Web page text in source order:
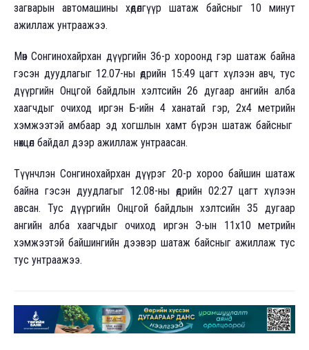
загварын автомашины хөдөлгүүр шатаж байсныг 10 минут
ажиллаж унтраажээ.
Мөн Сонгинохайрхан дүүргийн 36-р хороонд гэр шатаж байна
гэсэн дуудлагыг 12.07-ны өдрийн 15:49 цагт хүлээн авч, тус
дүүргийн Онцгой байдлын хэлтсийн 26 дугаар ангийн алба
хаагчдыг очиход иргэн Б-ийн 4 ханатай гэр, 2х4 метрийн
хэмжээтэй амбаар эд хогшлын хамт бүрэн шатаж байсныг
нөхцөл байдал дээр ажиллаж унтраасан.
Түүнчлэн Сонгинохайрхан дүүрэг 20-р хороо байшин шатаж
байна гэсэн дуудлагыг 12.08-ны өдрийн 02:27 цагт хүлээн
авсан. Тус дүүргийн Онцгой байдлын хэлтсийн 35 дугаар
ангийн алба хаагчдыг очиход иргэн Э-ын 11х10 метрийн
хэмжээтэй байшингийн дээвэр шатаж байсныг ажиллаж тус
тус унтраажээ.